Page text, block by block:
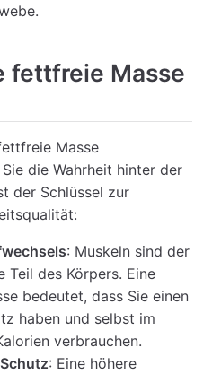
fettfreie Masse
Masse
die Wahrheit hinter der
der Schlüssel zur
: Muskeln sind der
des Körpers. Eine
bedeutet, dass Sie einen
haben und selbst im
verbrauchen.
: Eine höhere